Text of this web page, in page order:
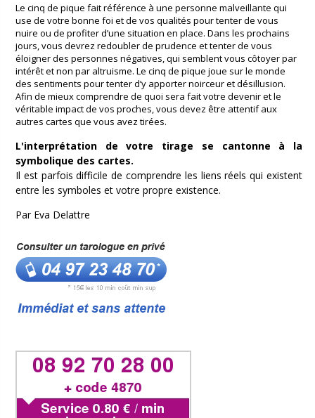
Le cinq de pique fait référence à une personne malveillante qui
use de votre bonne foi et de vos qualités pour tenter de vous
nuire ou de profiter d’une situation en place. Dans les prochains
jours, vous devrez redoubler de prudence et tenter de vous
éloigner des personnes négatives, qui semblent vous côtoyer par
intérêt et non par altruisme. Le cinq de pique joue sur le monde
des sentiments pour tenter d’y apporter noirceur et désillusion.
Afin de mieux comprendre de quoi sera fait votre devenir et le
véritable impact de vos proches, vous devez être attentif aux
autres cartes que vous avez tirées.
L'interprétation de votre tirage se cantonne à la
symbolique des cartes.
Il est parfois difficile de comprendre les liens réels qui existent
entre les symboles et votre propre existence.
Par Eva Delattre